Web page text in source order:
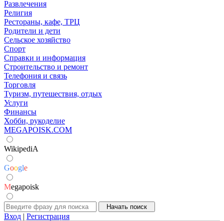
Развлечения
Религия
Рестораны, кафе, ТРЦ
Родители и дети
Сельское хозяйство
Спорт
Справки и информация
Строительство и ремонт
Телефония и связь
Торговля
Туризм, путешествия, отдых
Услуги
Финансы
Хобби, рукоделие
MEGAPOISK.COM
WikipediA
Google
Megapoisk
Вход | Регистрация